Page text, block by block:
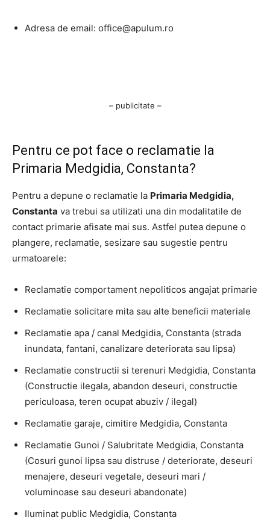
Adresa de email: office@apulum.ro
– publicitate –
Pentru ce pot face o reclamatie la
Primaria Medgidia, Constanta?
Pentru a depune o reclamatie la Primaria Medgidia,
Constanta va trebui sa utilizati una din modalitatile de
contact primarie afisate mai sus. Astfel putea depune o
plangere, reclamatie, sesizare sau sugestie pentru
urmatoarele:
Reclamatie comportament nepoliticos angajat primarie
Reclamatie solicitare mita sau alte beneficii materiale
Reclamatie apa / canal Medgidia, Constanta (strada
inundata, fantani, canalizare deteriorata sau lipsa)
Reclamatie constructii si terenuri Medgidia, Constanta
(Constructie ilegala, abandon deseuri, constructie
periculoasa, teren ocupat abuziv / ilegal)
Reclamatie garaje, cimitire Medgidia, Constanta
Reclamatie Gunoi / Salubritate Medgidia, Constanta
(Cosuri gunoi lipsa sau distruse / deteriorate, deseuri
menajere, deseuri vegetale, deseuri mari /
voluminoase sau deseuri abandonate)
Iluminat public Medgidia, Constanta